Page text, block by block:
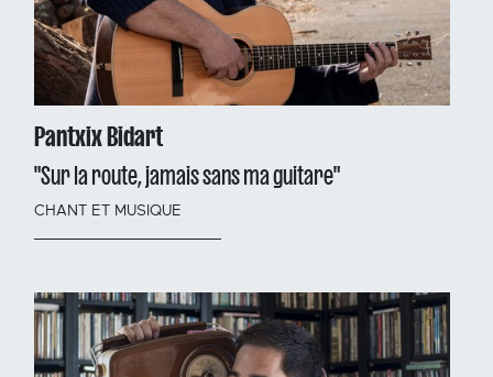
Pantxix Bidart
"Sur la route, jamais sans ma guitare"
CHANT ET MUSIQUE